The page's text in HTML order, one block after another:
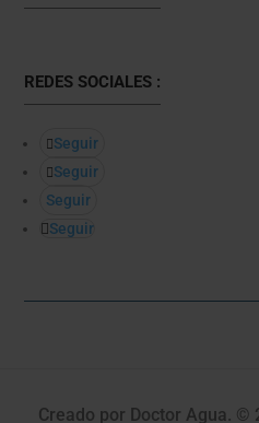
REDES SOCIALES :
Seguir
Seguir
Seguir
Seguir
Creado por Doctor Agua. ©